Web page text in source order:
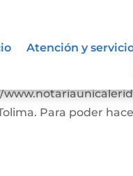
Atención y
los términos y
Para poder